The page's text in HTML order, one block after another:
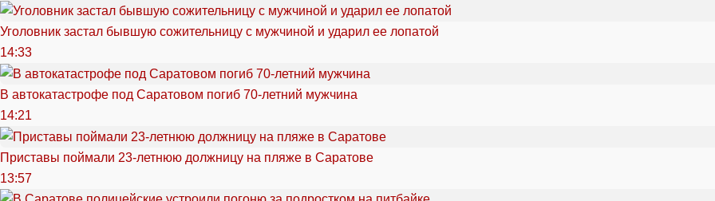
Уголовник застал бывшую сожительницу с мужчиной и ударил ее лопатой
14:33
В автокатастрофе под Саратовом погиб 70-летний мужчина
14:21
Приставы поймали 23-летнюю должницу на пляже в Саратове
13:57